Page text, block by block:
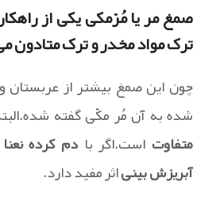
صمغ مر یا مُرّمکی یکی از
ترک مواد مخدر و ترک متادون
چون این صمغ بیشتر از عربستان
شده به آن مُر مکّی گفته
متفاوت است.اگر بادم کرده نعنا
آبریزش بینیاثر مفید دارد.